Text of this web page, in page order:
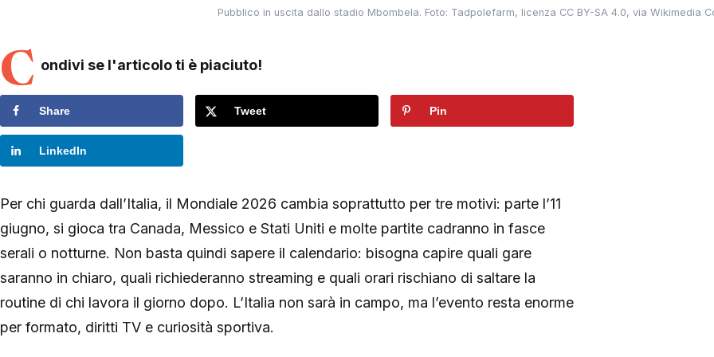
Pubblico in uscita dallo stadio Mbombela. Foto: Tadpolefarm, licenza CC BY-SA 4.0, via Wikimedia
C ondivi se l'articolo ti è piaciuto!
Share Tweet Pin
LinkedIn
Per chi guarda dall’Italia, il Mondiale 2026 cambia soprattutto per tre motivi: parte l’11
giugno, si gioca tra Canada, Messico e Stati Uniti e molte partite cadranno in fasce
serali o notturne. Non basta quindi sapere il calendario: bisogna capire quali gare
saranno in chiaro, quali richiederanno streaming e quali orari rischiano di saltare la
routine di chi lavora il giorno dopo. L’Italia non sarà in campo, ma l’evento resta enorme
per formato, diritti TV e curiosità sportiva.